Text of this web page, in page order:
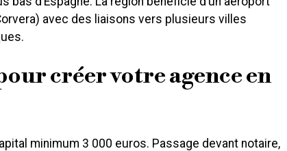
avec des liaisons vers plusieurs villes
créer votre agence en
minimum 3 000 euros. Passage devant notaire,